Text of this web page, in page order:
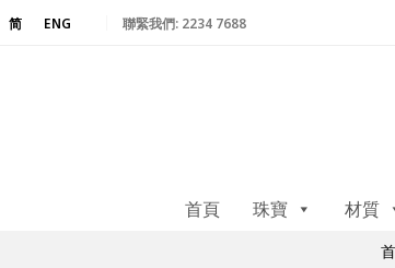
简 ENG 聯緊我們: 2234 7688
首頁 珠寶 材質